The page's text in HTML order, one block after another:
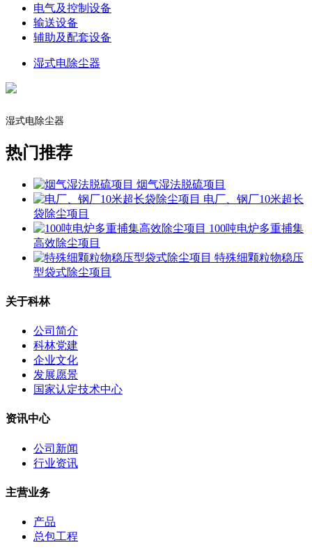
电气及控制设备
输送设备
辅助及配套设备
湿式电除尘器
湿式电除尘器
热门推荐
烟气湿法脱硫项目
电厂、钢厂10米超长
袋除尘项目
100吨电炉多重捕集
高效除尘项目
特殊细颗粒物稳压
型袋式除尘项目
关于科林
公司简介
科林党建
企业文化
发展愿景
国家认定技术中心
资讯中心
公司新闻
行业资讯
主营业务
产品
总包工程